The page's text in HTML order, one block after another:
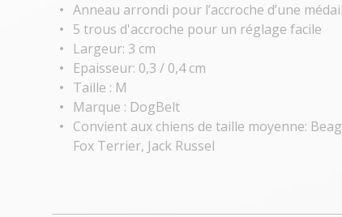
Anneau arrondi pour l’accroche d’une
5 trous d'accroche pour un réglage facile
Largeur: 3 cm
Epaisseur: 0,3 / 0,4 cm
Taille : M
Marque : DogBelt
Convient aux chiens de taille moyenne:
Fox Terrier, Jack Russel